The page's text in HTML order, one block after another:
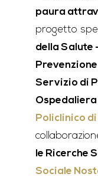
paura
progetto
della Salute
Servizio di
Policlinico di
le Ricerche
Sociale